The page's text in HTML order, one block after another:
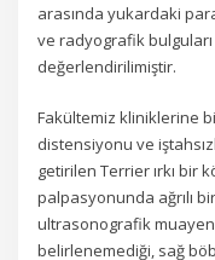
arasında yukardaki
ve radyografik
değerlendirilimiştir.
Fakültemiz kliniklerine
distensiyonu ve
getirilen Terrier ırkı bir
palpasyonunda ağrılı
ultrasonografik
belirlenemediği, sağ